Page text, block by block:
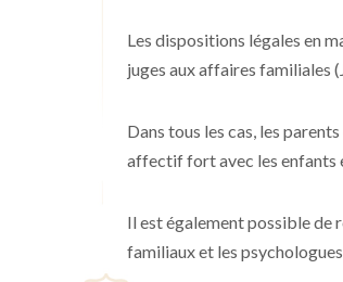
Les dispositions légales en
juges aux affaires familiales
Dans tous les cas, les
affectif fort avec les enfants
Il est également possible de
familiaux et les